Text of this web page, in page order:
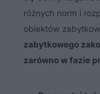
różnych norm i
obiektów
zabytkowego
zarówno w fazie